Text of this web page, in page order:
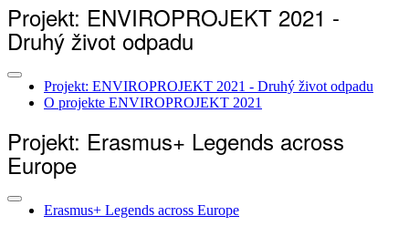
Projekt: ENVIROPROJEKT 2021 -
Druhý život odpadu
Projekt: ENVIROPROJEKT 2021 - Druhý život odpadu
O projekte ENVIROPROJEKT 2021
Projekt: Erasmus+ Legends across
Europe
Erasmus+ Legends across Europe